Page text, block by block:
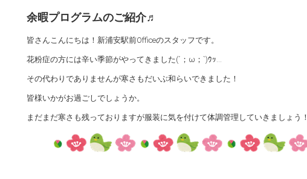
余暇プログラムのご紹介♬
皆さんこんにちは！新浦安駅前Officeのスタッフです。
花粉症の方には辛い季節がやってきました(´；ω；`)ｳｯ…
その代わりでありませんが寒さもだいぶ和らいできました！
皆様いかがお過ごしでしょうか。
まだまだ寒さも残っておりますが服装に気を付けて体調管理していきましょう！